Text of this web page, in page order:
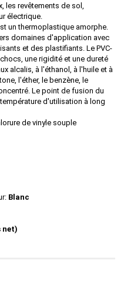
les revêtements de sol,
électrique.
un thermoplastique amorphe.
domaines d'application avec
et des plastifiants. Le PVC-
une rigidité et une dureté
alcalis, à l'éthanol, à l'huile et à
l'éther, le benzène, le
Le point de fusion du
température d'utilisation à long
de vinyle souple
Blanc
net)